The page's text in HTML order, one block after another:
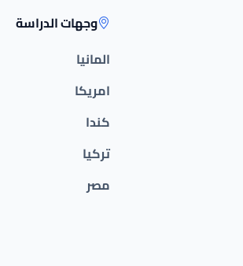
وجهات الدراسة
المانيا
امريكا
كندا
تركيا
مصر